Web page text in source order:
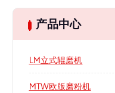
产品中心
LM立式辊磨机
MTW欧版磨粉机